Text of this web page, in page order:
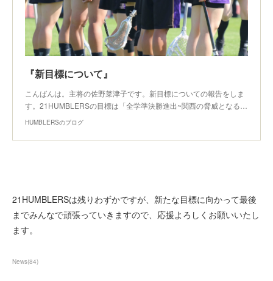
『新目標について』
こんばんは。主将の佐野菜津子です。新目標についての報告をしま
す。21HUMBLERSの目標は「全学準決勝進出~関西の脅威となる…
HUMBLERSのブログ
21HUMBLERSは残りわずかですが、新たな目標に向かって最後
までみんなで頑張っていきますので、応援よろしくお願いいたし
ます。
News(84)